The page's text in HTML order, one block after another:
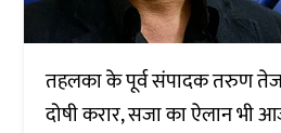
तहलका के पूर्व संपादक तरुण
दोषी करार, सजा का ऐलान भी